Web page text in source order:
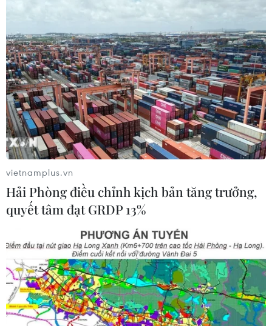
vietnamplus.vn
Hải Phòng điều chỉnh kịch bản tăng trưởng,
quyết tâm đạt GRDP 13%